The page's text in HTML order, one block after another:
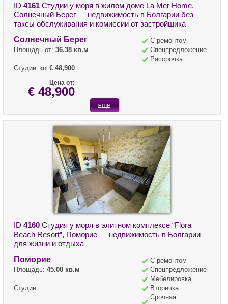
ID 4161 Студии у моря в жилом доме La Mer Home,
Солнечный Берег — недвижимость в Болгарии без
таксы обслуживания и комиссии от застройщика
Солнечный Берег
Площадь от: 36.38 кв.м
Студии: от € 48,900
С ремонтом
Спецпредложение
Рассрочка
Цена от:
€ 48,900
ID 4160 Студия у моря в элитном комплексе “Flora
Beach Resort”, Поморие — недвижимость в Болгарии
для жизни и отдыха
Поморие
Площадь: 45.00 кв.м
Студии
С ремонтом
Спецпредложение
Мебелировка
Вторичка
Срочная